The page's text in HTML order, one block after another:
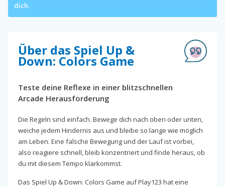
dich.
Über das Spiel Up &
Down: Colors Game
Teste deine Reflexe in einer blitzschnellen
Arcade Herausforderung
Die Regeln sind einfach. Bewege dich nach oben oder unten,
weiche jedem Hindernis aus und bleibe so lange wie möglich
am Leben. Eine falsche Bewegung und der Lauf ist vorbei,
also reagiere schnell, bleib konzentriert und finde heraus, ob
du mit diesem Tempo klarkommst.
Das Spiel Up & Down: Colors Game auf Play123 hat eine